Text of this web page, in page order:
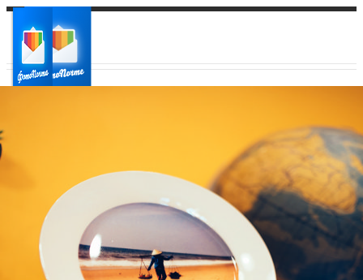
Ваш регион доставки
Выберите из списка: